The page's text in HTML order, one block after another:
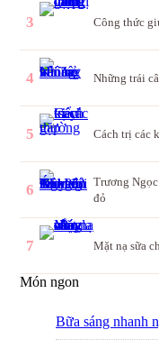
3 Công thức
4 Những trái
5 Cách trị các
6
Trương
đỏ
7 Mặt nạ sữa
Món ngon
Bữa sáng nhanh